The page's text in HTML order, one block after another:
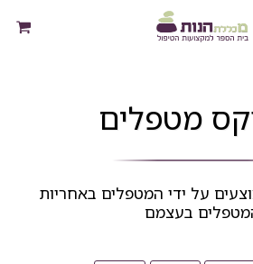
מטפלים
בעצמם